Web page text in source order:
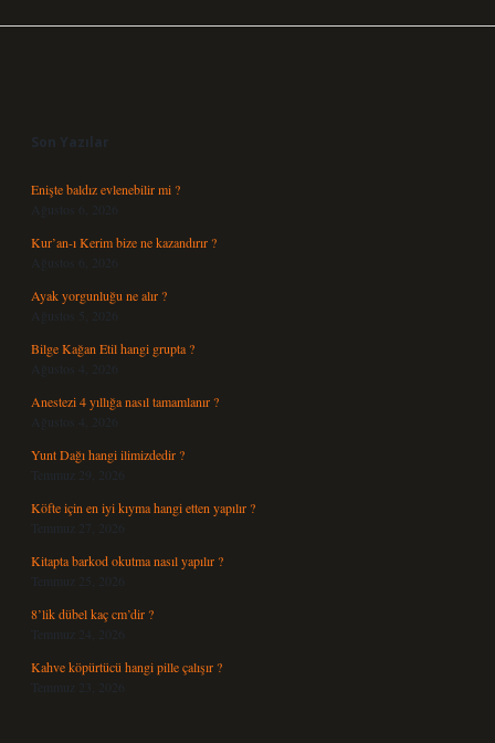
Son Yazılar
Enişte baldız evlenebilir mi ?
Ağustos 6, 2026
Kur’an-ı Kerim bize ne kazandırır ?
Ağustos 6, 2026
Ayak yorgunluğu ne alır ?
Ağustos 5, 2026
Bilge Kağan Etil hangi grupta ?
Ağustos 4, 2026
Anestezi 4 yıllığa nasıl tamamlanır ?
Ağustos 4, 2026
Yunt Dağı hangi ilimizdedir ?
Temmuz 29, 2026
Köfte için en iyi kıyma hangi etten yapılır ?
Temmuz 27, 2026
Kitapta barkod okutma nasıl yapılır ?
Temmuz 25, 2026
8’lik dübel kaç cm’dir ?
Temmuz 24, 2026
Kahve köpürtücü hangi pille çalışır ?
Temmuz 23, 2026